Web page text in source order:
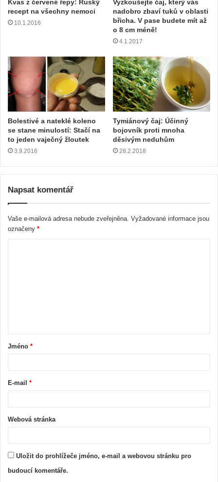
Kvas z červené řepy: Ruský
recept na všechny nemoci
10.1.2016
Vyzkoušejte čaj, který vás
nadobro zbaví tuků v oblasti
břicha. V pase budete mít až
o 8 cm méně!
4.1.2017
Bolestivé a nateklé koleno
se stane minulostí: Stačí na
to jeden vaječný žloutek
3.9.2016
Tymiánový čaj: Účinný
bojovník proti mnoha
děsivým neduhům
28.2.2018
Napsat komentář
Vaše e-mailová adresa nebude zveřejněna. Vyžadované informace jsou
označeny *
Jméno *
E-mail *
Webová stránka
Uložit do prohlížeče jméno, e-mail a webovou stránku pro
budoucí komentáře.